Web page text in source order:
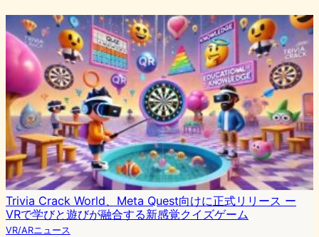
Trivia Crack World、Meta Quest向けに正式リリース ー
VRで学びと遊びが融合する新感覚クイズゲーム
VR/ARニュース